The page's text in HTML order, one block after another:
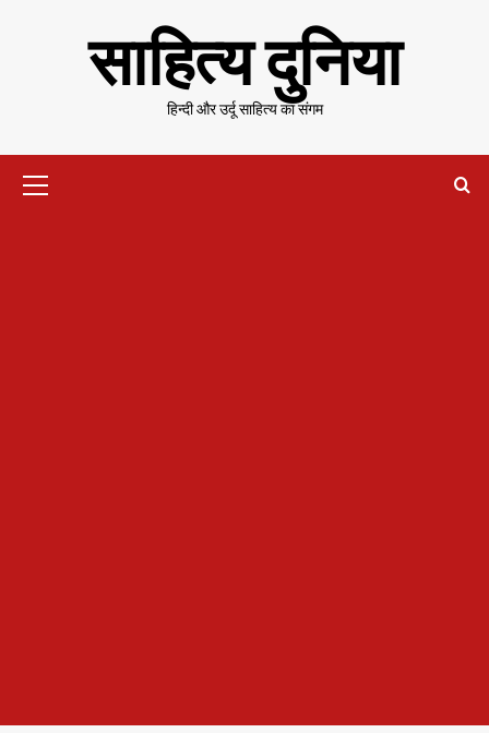
साहित्य दुनिया
हिन्दी और उर्दू साहित्य का संगम
Menu